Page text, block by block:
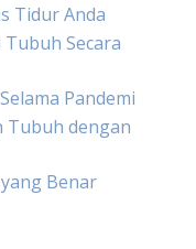
Tidur Anda
Secara
Pandemi
Tubuh dengan
Benar